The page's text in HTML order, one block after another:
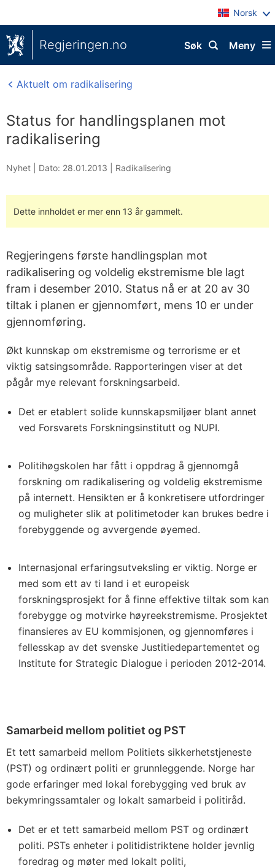
Norsk
Regjeringen.no Meny
Søk
Aktuelt om radikalisering
Status for handlingsplanen mot
radikalisering
Nyhet | Dato: 28.01.2013 Radikalisering
Dette innholdet er mer enn 13 år gammelt.
Regjeringens første handlingsplan mot
radikalisering og voldelig ekstremisme ble lagt
fram i desember 2010. Status nå er at 20 av 30
tiltak i planen er gjennomført, mens 10 er under
gjennomføring.
Økt kunnskap om ekstremisme og terrorisme er et
viktig satsingsområde. Rapporteringen viser at det
pågår mye relevant forskningsarbeid.
Det er etablert solide kunnskapsmiljøer blant annet
ved Forsvarets Forskningsinstitutt og NUPI.
Politihøgskolen har fått i oppdrag å gjennomgå
forskning om radikalisering og voldelig ekstremisme
på internett. Hensikten er å konkretisere utfordringer
og muligheter slik at politimetoder kan brukes bedre i
forebyggende og avvergende øyemed.
Internasjonal erfaringsutveksling er viktig. Norge er
med som ett av ti land i et europeisk
forskningsprosjekt for å finne effektive tiltak som kan
forebygge og motvirke høyreekstremisme. Prosjektet
finansieres av EU kommisjonen, og gjennomføres i
fellesskap av det svenske Justitiedepartementet og
Institute for Strategic Dialogue i perioden 2012-2014.
Samarbeid mellom politiet og PST
Et tett samarbeid mellom Politiets sikkerhetstjeneste
(PST) og ordinært politi er grunnleggende. Norge har
gode erfaringer med lokal forebygging ved bruk av
bekymringssamtaler og lokalt samarbeid i politiråd.
Det er et tett samarbeid mellom PST og ordinært
politi. PSTs enheter i politidistriktene holder jevnlig
foredrag og møter med lokalt politi,